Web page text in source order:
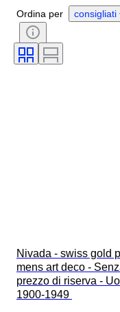
Movimento
Diametro della
Materiale del
Ordina per consigliati
Nivada - swiss gold
mens art deco -
prezzo di riserva -
1900-1949